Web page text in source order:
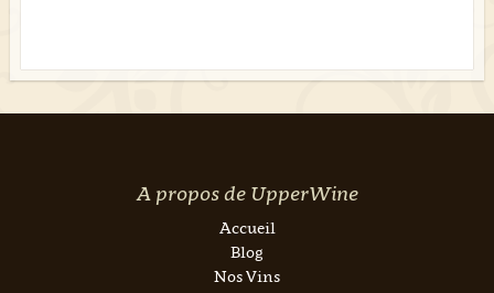
A propos de UpperWine
Accueil
Blog
Nos Vins